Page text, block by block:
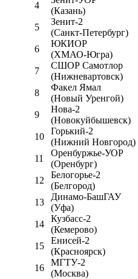
4
(Казань)
5
Зенит-2
(Санкт-Петербург)
6
ЮКИОР
(ХМАО-Югра)
7
СШОР Самотлор
(Нижневартовск)
8
Факел Ямал
(Новый Уренгой)
9
Нова-2
(Новокуйбышевск)
10
Горький-2
(Нижний Новгород)
11
Оренбуржье-УОР
(Оренбург)
12
Белогорье-2
(Белгород)
13
Динамо-БашГАУ
(Уфа)
14
Кузбасс-2
(Кемерово)
15
Енисей-2
(Красноярск)
16
МГТУ-2
(Москва)